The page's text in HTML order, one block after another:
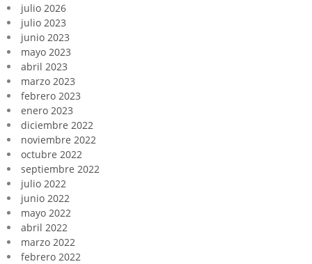
julio 2026
julio 2023
junio 2023
mayo 2023
abril 2023
marzo 2023
febrero 2023
enero 2023
diciembre 2022
noviembre 2022
octubre 2022
septiembre 2022
julio 2022
junio 2022
mayo 2022
abril 2022
marzo 2022
febrero 2022